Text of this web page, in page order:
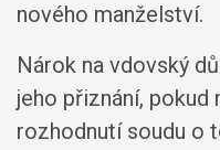
nového manželství.
Nárok na vdovský
jeho přiznání, pokud
rozhodnutí soudu o